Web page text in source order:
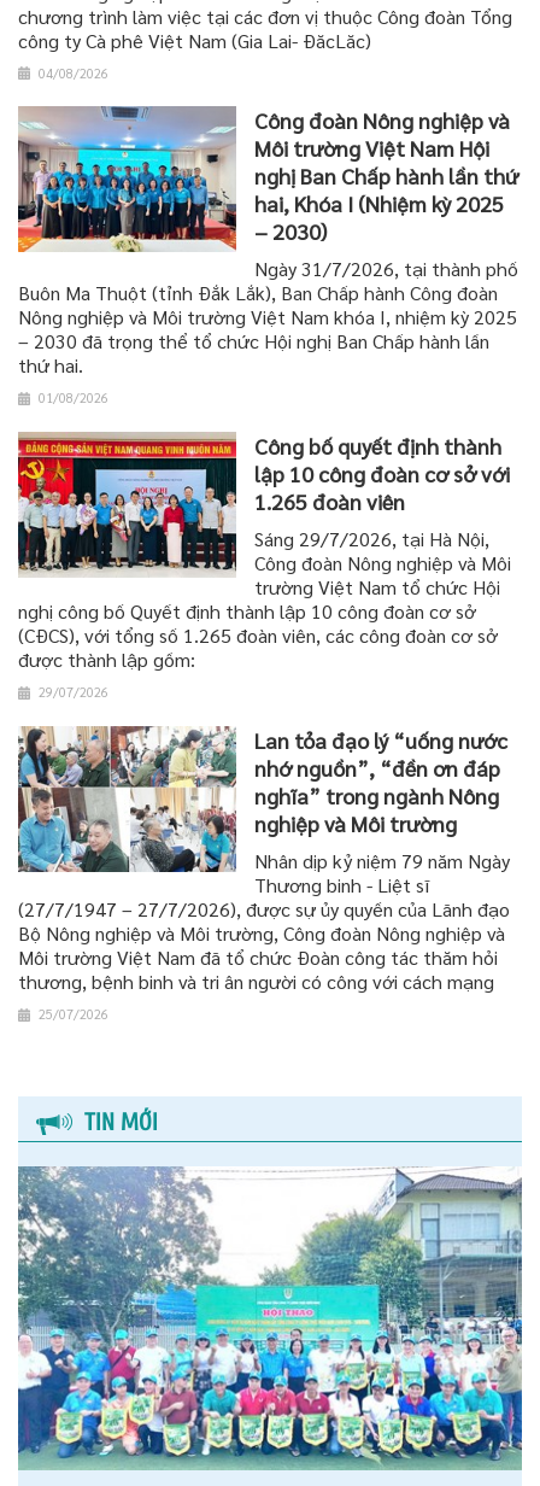
chương trình làm việc tại các đơn vị thuộc Công đoàn Tổng
công ty Cà phê Việt Nam (Gia Lai- ĐăcLăc)
04/08/2026
Công đoàn Nông nghiệp và
Môi trường Việt Nam Hội
nghị Ban Chấp hành lần thứ
hai, Khóa I (Nhiệm kỳ 2025
– 2030)
Ngày 31/7/2026, tại thành phố
Buôn Ma Thuột (tỉnh Đắk Lắk), Ban Chấp hành Công đoàn
Nông nghiệp và Môi trường Việt Nam khóa I, nhiệm kỳ 2025
– 2030 đã trọng thể tổ chức Hội nghị Ban Chấp hành lần
thứ hai.
01/08/2026
Công bố quyết định thành
lập 10 công đoàn cơ sở với
1.265 đoàn viên
Sáng 29/7/2026, tại Hà Nội,
Công đoàn Nông nghiệp và Môi
trường Việt Nam tổ chức Hội
nghị công bố Quyết định thành lập 10 công đoàn cơ sở
(CĐCS), với tổng số 1.265 đoàn viên, các công đoàn cơ sở
được thành lập gồm:
29/07/2026
Lan tỏa đạo lý “uống nước
nhớ nguồn”, “đền ơn đáp
nghĩa” trong ngành Nông
nghiệp và Môi trường
Nhân dịp kỷ niệm 79 năm Ngày
Thương binh - Liệt sĩ
(27/7/1947 – 27/7/2026), được sự ủy quyền của Lãnh đạo
Bộ Nông nghiệp và Môi trường, Công đoàn Nông nghiệp và
Môi trường Việt Nam đã tổ chức Đoàn công tác thăm hỏi
thương, bệnh binh và tri ân người có công với cách mạng
25/07/2026
TIN MỚI